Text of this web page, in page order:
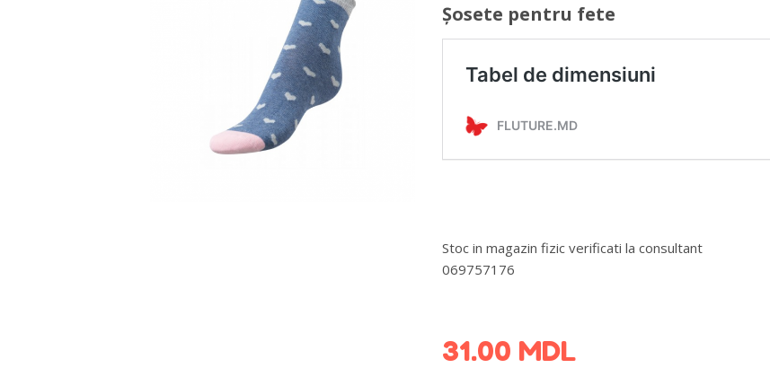
Șosete pentru fete
Stoc in magazin fizic verificati la consultant
069757176
31.00 MDL